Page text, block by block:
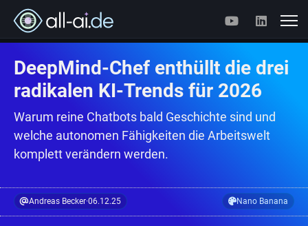
DeepMind-Chef enthüllt die drei
radikalen KI-Trends für 2026
Warum reine Chatbots bald Geschichte sind und
welche autonomen Fähigkeiten die Arbeitswelt
komplett verändern werden.
Andreas Becker·06.12.25 Nano Banana